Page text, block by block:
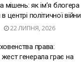
мішень: як ім’я блогера
політичної війни
22 ЛИПНЯ, 2026
права:
генерала грає на